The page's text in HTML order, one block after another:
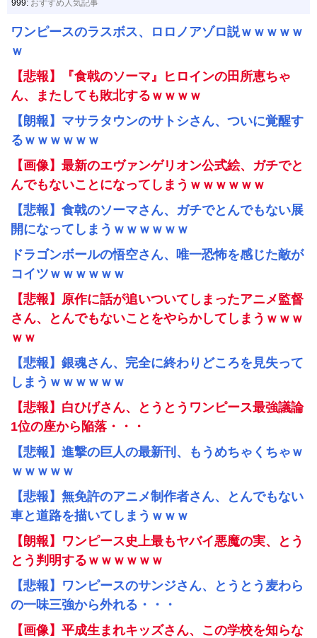
999: おすすめ人気記事
ワンピースのラスボス、ロロノアゾロ説ｗｗｗｗｗ
ｗ
【悲報】『食戟のソーマ』ヒロインの田所恵ちゃ
ん、またしても敗北するｗｗｗｗ
【朗報】マサラタウンのサトシさん、ついに覚醒す
るｗｗｗｗｗｗ
【画像】最新のエヴァンゲリオン公式絵、ガチでと
んでもないことになってしまうｗｗｗｗｗｗ
【悲報】食戟のソーマさん、ガチでとんでもない展
開になってしまうｗｗｗｗｗｗ
ドラゴンボールの悟空さん、唯一恐怖を感じた敵が
コイツｗｗｗｗｗｗ
【悲報】原作に話が追いついてしまったアニメ監督
さん、とんでもないことをやらかしてしまうｗｗｗ
ｗｗ
【悲報】銀魂さん、完全に終わりどころを見失って
しまうｗｗｗｗｗｗ
【悲報】白ひげさん、とうとうワンピース最強議論
1位の座から陥落・・・
【悲報】進撃の巨人の最新刊、もうめちゃくちゃｗ
ｗｗｗｗｗ
【悲報】無免許のアニメ制作者さん、とんでもない
車と道路を描いてしまうｗｗｗ
【朗報】ワンピース史上最もヤバイ悪魔の実、とう
とう判明するｗｗｗｗｗｗ
【悲報】ワンピースのサンジさん、とうとう麦わら
の一味三強から外れる・・・
【画像】平成生まれキッズさん、この学校を知らな